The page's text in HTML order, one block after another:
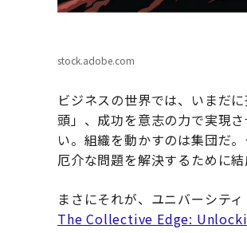
stock.adobe.com
ビジネスの世界では、いまだ
頭」、成功を意志の力で実現
い。組織を動かすのは集団だ
厄介な問題を解決するために
まさにそれが、ユニバーシテ
The Collective Edge: